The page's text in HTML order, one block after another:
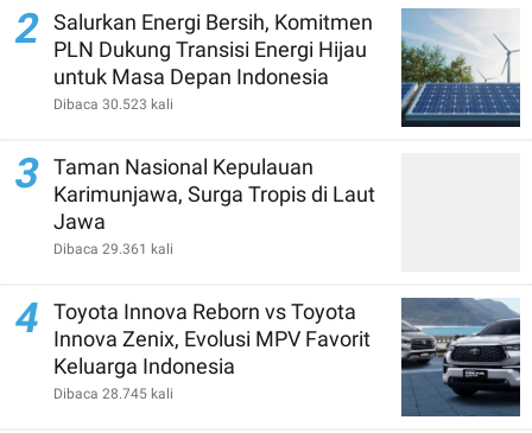
2 Salurkan Energi Bersih, Komitmen
PLN Dukung Transisi Energi Hijau
untuk Masa Depan Indonesia
Dibaca 30.523 kali
3 Taman Nasional Kepulauan
Karimunjawa, Surga Tropis di Laut
Jawa
Dibaca 29.361 kali
4
Toyota Innova Reborn vs Toyota
Innova Zenix, Evolusi MPV Favorit
Keluarga Indonesia
Dibaca 28.745 kali